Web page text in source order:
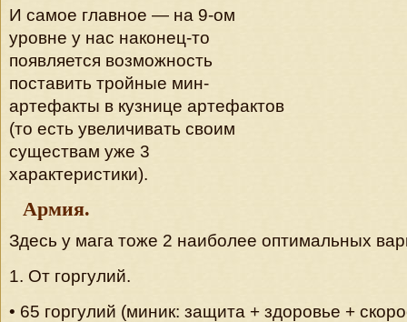
И самое главное — на 9-ом
уровне у нас наконец-то
появляется возможность
поставить тройные мин-
артефакты в кузнице артефактов
(то есть увеличивать своим
существам уже 3
характеристики).
Армия.
Здесь у мага тоже 2 наиболее оптимальных
1. От горгулий.
• 65 горгулий (миник: защита + здоровье +